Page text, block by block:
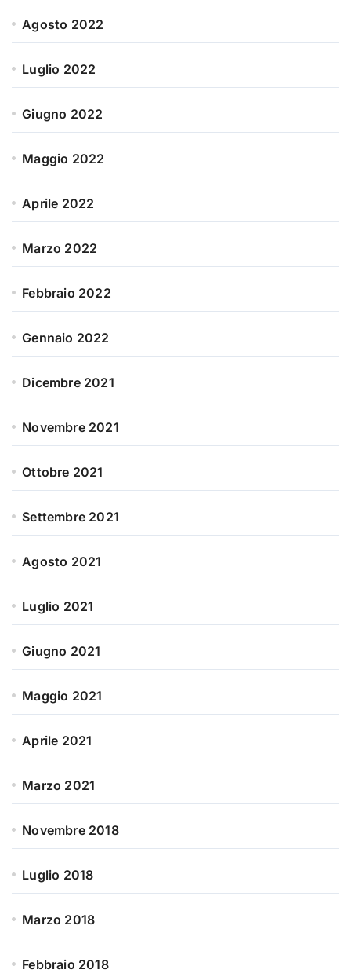
Agosto 2022
Luglio 2022
Giugno 2022
Maggio 2022
Aprile 2022
Marzo 2022
Febbraio 2022
Gennaio 2022
Dicembre 2021
Novembre 2021
Ottobre 2021
Settembre 2021
Agosto 2021
Luglio 2021
Giugno 2021
Maggio 2021
Aprile 2021
Marzo 2021
Novembre 2018
Luglio 2018
Marzo 2018
Febbraio 2018